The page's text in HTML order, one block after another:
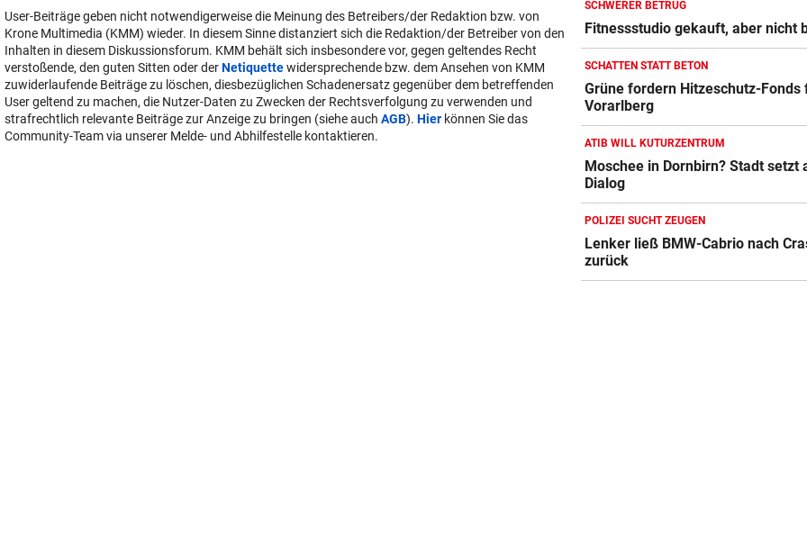
User-Beiträge geben nicht notwendigerweise die Meinung des Betreibers/der Redaktion bzw. von
Krone Multimedia (KMM) wieder. In diesem Sinne distanziert sich die Redaktion/der Betreiber von den
Inhalten in diesem Diskussionsforum. KMM behält sich insbesondere vor, gegen geltendes Recht
verstoßende, den guten Sitten oder derNetiquettewidersprechende bzw. dem Ansehen von KMM
zuwiderlaufende Beiträge zu löschen, diesbezüglichen Schadenersatz gegenüber dem betreffenden
User geltend zu machen, die Nutzer-Daten zu Zwecken der Rechtsverfolgung zu verwenden und
strafrechtlich relevante Beiträge zur Anzeige zu bringen (siehe auch AGB). Hier können Sie das
Community-Team via unserer Melde- und Abhilfestelle kontaktieren.
SCHWERER BETRUG
Fitnessstudio gekauft, aber nicht
SCHATTEN STATT BETON
Grüne fordern Hitzeschutz-Fonds
Vorarlberg
ATIB WILL KUTURZENTRUM
Moschee in Dornbirn? Stadt setzt
Dialog
POLIZEI SUCHT ZEUGEN
Lenker ließ BMW-Cabrio nach
zurück